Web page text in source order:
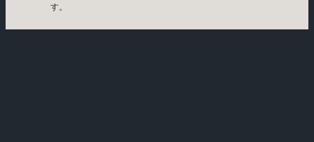
す。